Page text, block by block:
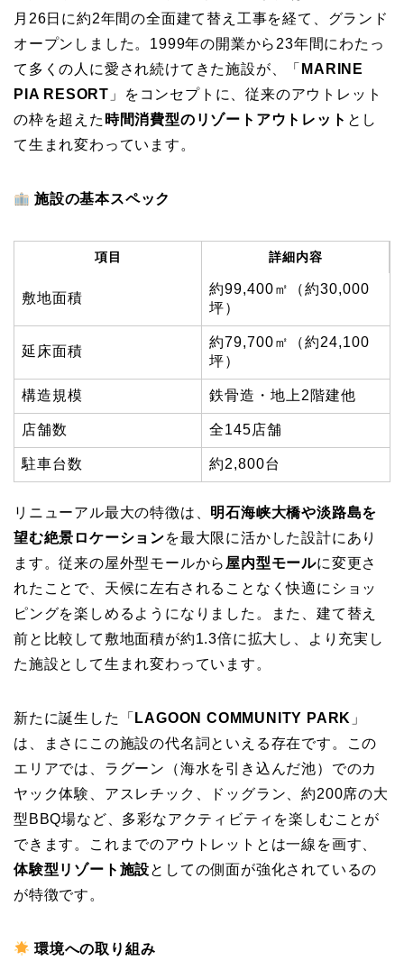
月26日に約2年間の全面建て替え工事を経て、グランド
オープンしました。1999年の開業から23年間にわたっ
て多くの人に愛され続けてきた施設が、「 MARINE
PIA RESORT 」をコンセプトに、従来のアウトレット
の枠を超えた 時間消費型のリゾートアウトレット とし
て生まれ変わっています。
施設の基本スペック
項目 詳細内容
敷地面積
約99,400㎡（約30,000
坪）
延床面積
約79,700㎡（約24,100
坪）
構造規模 鉄骨造・地上2階建他
店舗数 全145店舗
駐車台数 約2,800台
リニューアル最大の特徴は、 明石海峡大橋や淡路島を
望む絶景ロケーションを最大限に活かした設計にあり
ます。従来の屋外型モールから 屋内型モールに変更さ
れたことで、天候に左右されることなく快適にショッ
ピングを楽しめるようになりました。また、建て替え
前と比較して敷地面積が約1.3倍に拡大し、より充実し
た施設として生まれ変わっています。
新たに誕生した「 LAGOON COMMUNITY PARK 」
は、まさにこの施設の代名詞といえる存在です。この
エリアでは、ラグーン（海水を引き込んだ池）でのカ
ヤック体験、アスレチック、ドッグラン、約200席の大
型BBQ場など、多彩なアクティビティを楽しむことが
できます。これまでのアウトレットとは一線を画す、
体験型リゾート施設としての側面が強化されているの
が特徴です。
環境への取り組み